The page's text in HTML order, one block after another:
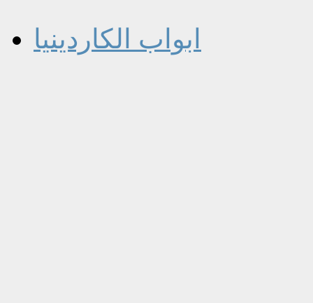
ابواب الكاردينيا